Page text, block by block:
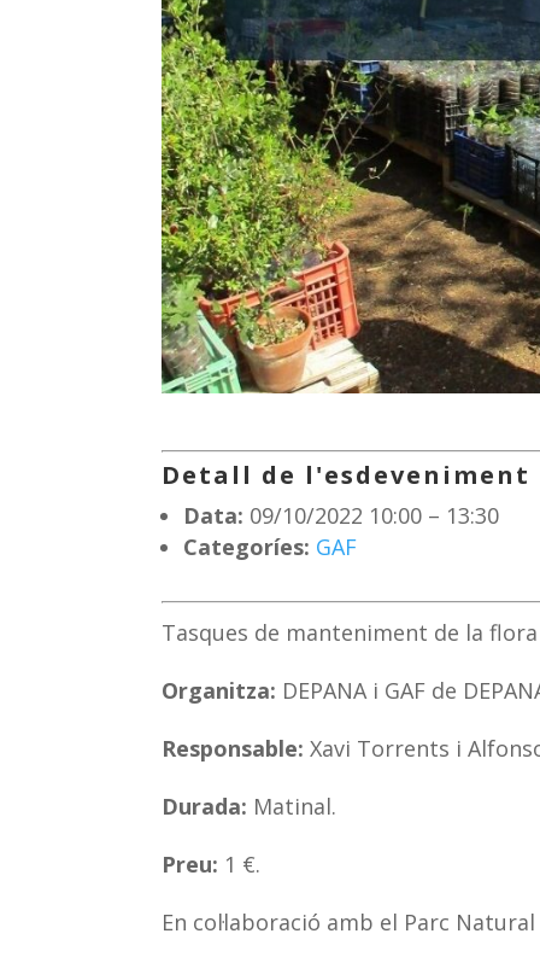
Detall de l'esdeveniment
Data: 09/10/2022 10:00 – 13:30
Categoríes: GAF
Tasques de manteniment de la
Organitza: DEPANA i GAF de
Responsable: Xavi Torrents i
Durada: Matinal.
Preu: 1 €.
En col·laboració amb el Parc